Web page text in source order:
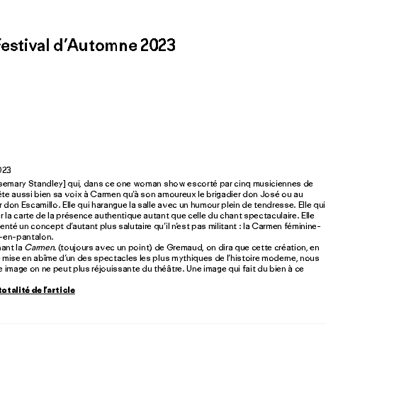
d’Automne 2023
Standley] qui, dans ce one woman show escorté par cinq musiciennes de
aussi bien sa voix à Carmen qu’à son amoureux le brigadier don José ou au
Escamillo. Elle qui harangue la salle avec un humour plein de tendresse. Elle qui
la carte de la présence authentique autant que celle du chant spectaculaire. Elle
un concept d’autant plus salutaire qu’il n’est pas militant : la Carmen féminine-
pantalon.
la Carmen. (toujours avec un point) de Gremaud, on dira que cette création, en
en abîme d’un des spectacles les plus mythiques de l’histoire moderne, nous
image on ne peut plus réjouissante du théâtre. Une image qui fait du bien à ce
de l’article